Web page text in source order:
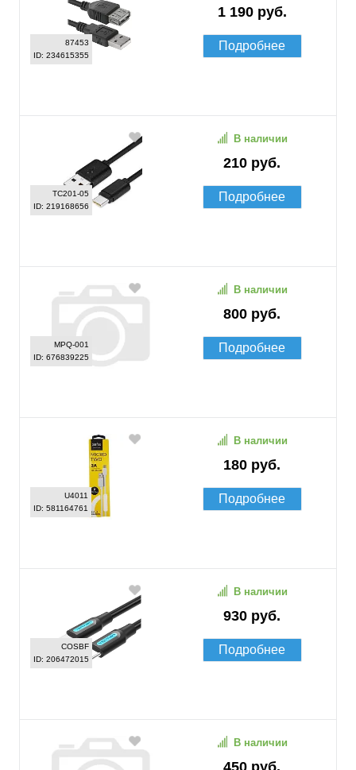
87453
ID: 234615355
1 190 руб.
Подробнее
TC201-05
ID: 219168656
210 руб.
В наличии
Подробнее
MPQ-001
ID: 676839225
800 руб.
В наличии
Подробнее
U4011
ID: 581164761
180 руб.
В наличии
Подробнее
COSBF
ID: 206472015
930 руб.
В наличии
Подробнее
450 руб.
В наличии